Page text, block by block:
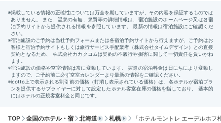
Return trip
15:00
優雅な気分で帰路へ
2日の旅。気品のある空間で気分が上がり、充実のスパ
TOP 全国のホテル・宿 北海道 札幌 「ホテルモントレ エーデルホフ